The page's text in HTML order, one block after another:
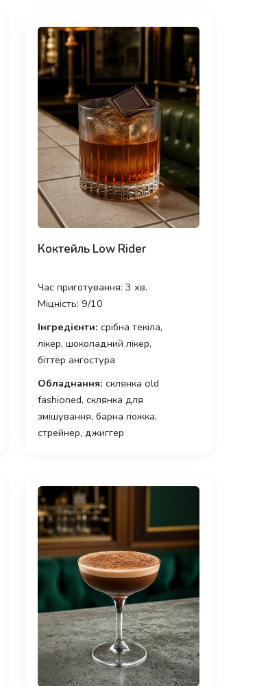
Коктейль Low Rider
Час приготування: 3 хв.
Міцність: 9/10
Інгредієнти: срібна текіла,
лікер, шоколадний лікер,
біттер ангостура
Обладнання: склянка old
fashioned, склянка для
змішування, барна ложка,
стрейнер, джиггер